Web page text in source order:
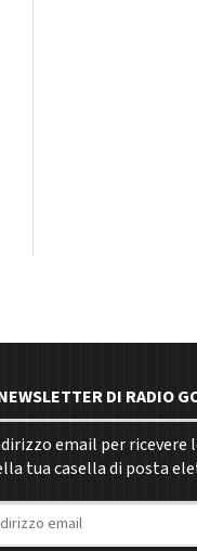
DI RADIO
email per ricevere
tua casella di posta